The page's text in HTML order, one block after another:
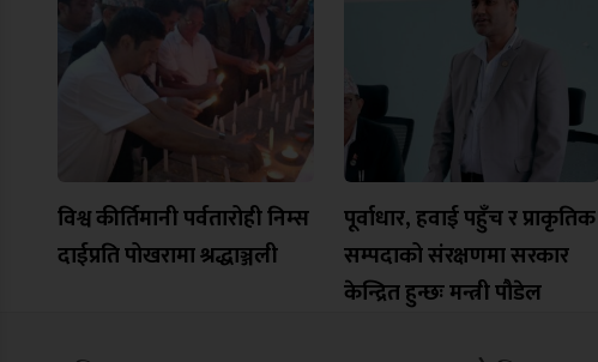
विश्व कीर्तिमानी पर्वतारोही निम्स
दाईप्रति पोखरामा श्रद्धाञ्जली
पूर्वाधार, हवाई पहुँच र प्राकृतिक
सम्पदाको संरक्षणमा सरकार
केन्द्रित हुन्छः मन्त्री पौडेल